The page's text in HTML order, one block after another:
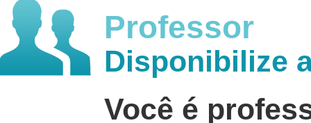
Professor
Disponibilize
Você é